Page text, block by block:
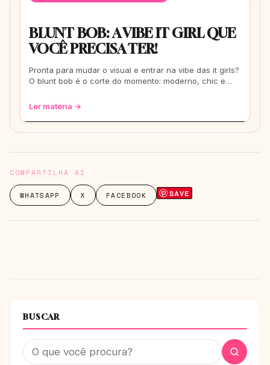
BLUNT BOB: A VIBE IT GIRL QUE
VOCÊ PRECISA TER!
Pronta para mudar o visual e entrar na vibe das it girls?
O blunt bob é o corte do momento: moderno, chic e
Ler matéria →
COMPARTILHA AI
WHATSAPP X FACEBOOK SAVE
BUSCAR